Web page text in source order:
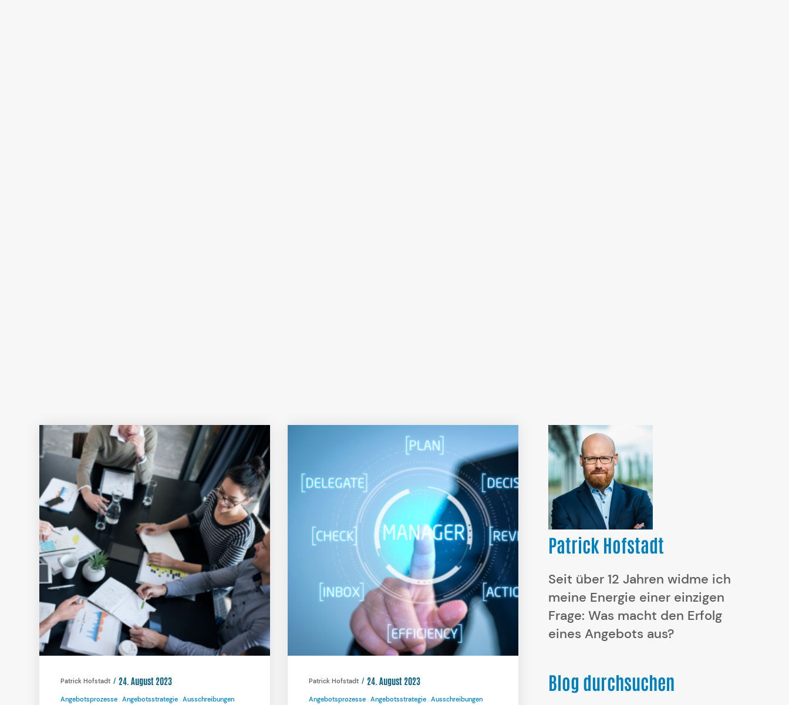
Patrick Hofstadt 24. August 2023
Angebotsprozesse Angebotsstrategie Ausschreibungen
Patrick Hofstadt 24. August 2023
Angebotsprozesse Angebotsstrategie Ausschreibungen
Patrick Hofstadt
Seit über 12 Jahren widme ich
meine Energie einer einzigen
Frage: Was macht den Erfolg
eines Angebots aus?
Blog durchsuchen